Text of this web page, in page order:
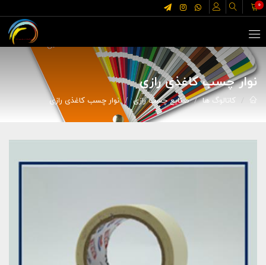
0
نوار چسب کاغذی رازی
کاتالوگ ها صنایع چسب رازی نوار چسب کاغذی رازی